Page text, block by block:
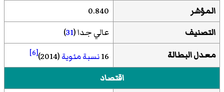
المؤشر
0.840
التصنيف
عالي جدا (31
)
معدل البطالة
16نسبة مئوية(2014)
[6]
اقتصاد